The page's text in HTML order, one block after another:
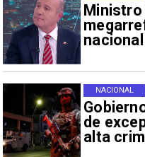
Ministro
de
alta
NACIONAL